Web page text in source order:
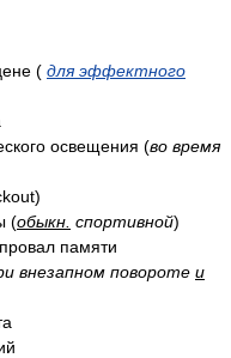
( для эффектного
освещения (во время
(обыкн. спортивной)
памяти
внезапном повороте и